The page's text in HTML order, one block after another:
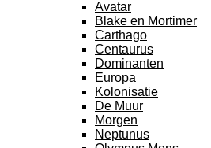
Avatar
Blake en Mortimer
Carthago
Centaurus
Dominanten
Europa
Kolonisatie
De Muur
Morgen
Neptunus